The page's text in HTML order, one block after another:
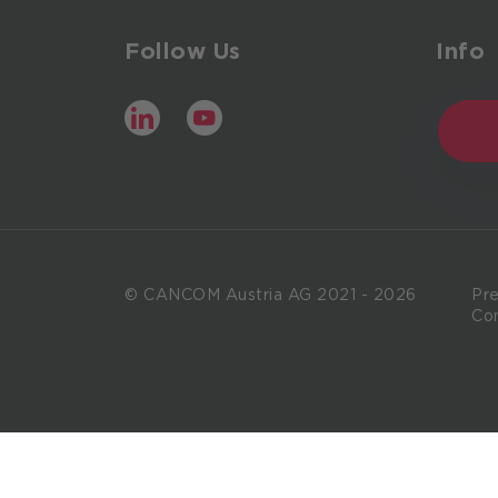
Follow Us
LinkedInYouTube
Info
© CANCOM Austria AG 2021 - 2026